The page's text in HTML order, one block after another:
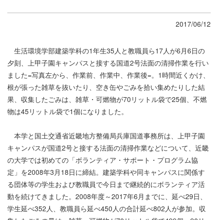
2017/06/12
生活環境学部建築学科の1年生35人と教職員ら17人が6月6日の
夕刻、上甲子園キャンパスと接する国道2号法面の清掃作業を行い
ました=写真左から、作業前、作業中、作業後=。1時間近くかけ、
根が張った雑草を抜いたり、空き缶やごみを拾い集めたりした結
果、収集したごみは、雑草・可燃物が70リットル袋で25個、不燃
物は45リットル袋で1個になりました。
本学と国土交通省近畿地方整備局兵庫国道事務所は、上甲子園
キャンパスが国道2号と接する法面の清掃作業などについて、近畿
の大学では初めての「ボランティア・サポート・プログラム協
定」を2008年3月18日に締結。建築学科や同キャンパスに関係す
る団体等の学生および教職員で今日まで継続的にボランティア活
動を続けてきました。2008年度～2017年6月までに、延べ29日、
学生延べ352人、教職員ら延べ450人の合計延べ802人が参加。収